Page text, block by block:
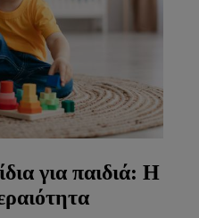
για παιδιά: Η